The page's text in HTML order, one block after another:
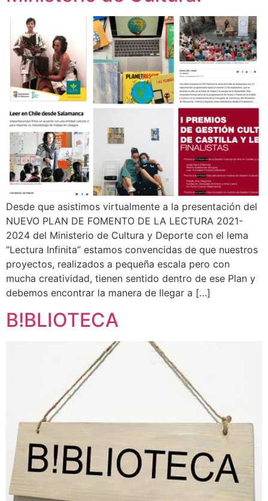
Desde que asistimos virtualmente a la presentación del
NUEVO PLAN DE FOMENTO DE LA LECTURA 2021-
2024 del Ministerio de Cultura y Deporte con el lema
“Lectura Infinita” estamos convencidas de que nuestros
proyectos, realizados a pequeña escala pero con
mucha creatividad, tienen sentido dentro de ese Plan y
debemos encontrar la manera de llegar a […]
B!BLIOTECA